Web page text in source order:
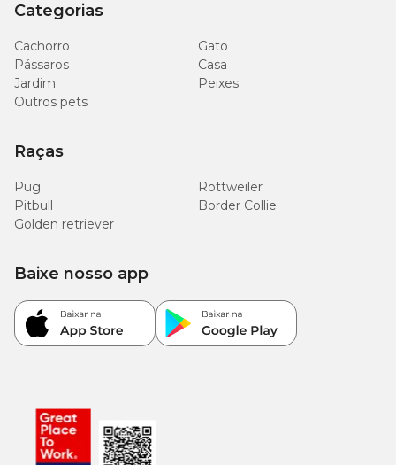
Categorias
Cachorro
Gato
Pássaros
Casa
Jardim
Peixes
Outros pets
Raças
Pug
Rottweiler
Pitbull
Border Collie
Golden retriever
Baixe nosso app